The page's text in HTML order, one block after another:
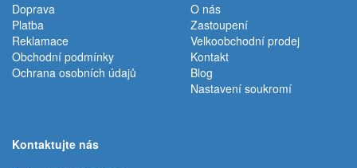
Doprava
Platba
Reklamace
Obchodní podmínky
Ochrana osobních údajů
O nás
Zastoupení
Velkoobchodní prodej
Kontakt
Blog
Nastavení soukromí
Kontaktujte nás